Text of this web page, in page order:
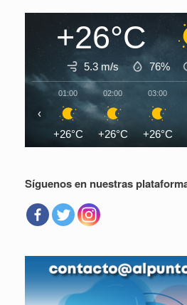
+26°C
5.3 m/s 76%
01:00
+26°C
02:00
+26°C
03:00
+26°C
‹
Síguenos en nuestras